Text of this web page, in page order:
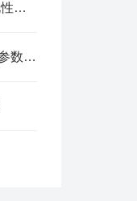
基于压力老化试验的沥青抗老化性能检测方法
PAV-1沥青压力老化系统特点与参数指标